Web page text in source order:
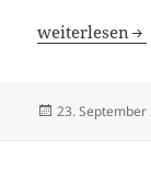
Ehecoaching
weiterlesen
Veröffentlicht
23. September